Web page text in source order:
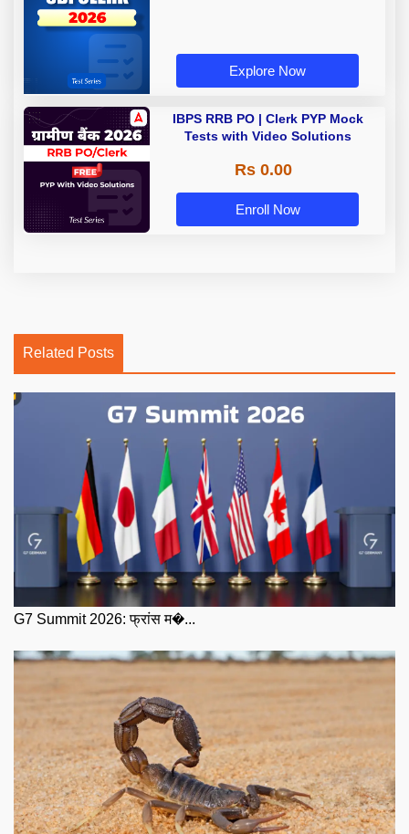
Explore Now
IBPS RRB PO | Clerk PYP Mock
Tests with Video Solutions
Rs 0.00
Enroll Now
Related Posts
G7 Summit 2026: फ्रांस म�...